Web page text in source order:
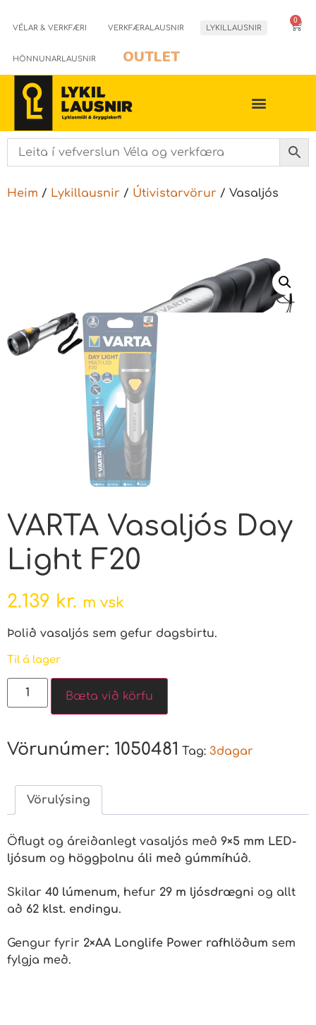
VÉLAR & VERKFÆRI VERKFÆRALAUSNIR LYKILLAUSNIR
HÖNNUNARLAUSNIR OUTLET
0
Heim / Lykillausnir / Útivistarvörur / Vasaljós
VARTA Vasaljós Day
Light F20
2.139 kr. m vsk
Þolið vasaljós sem gefur dagsbirtu.
Til á lager
Bæta við körfu
Vörunúmer: 1050481 Tag: 3dagar
Vörulýsing
Öflugt og áreiðanlegt vasaljós með 9×5 mm LED-
ljósum og höggþolnu áli með gúmmíhúð.
Skilar 40 lúmenum, hefur 29 m ljósdrægni og allt
að 62 klst. endingu.
Gengur fyrir 2×AA Longlife Power rafhlöðum sem
fylgja með.